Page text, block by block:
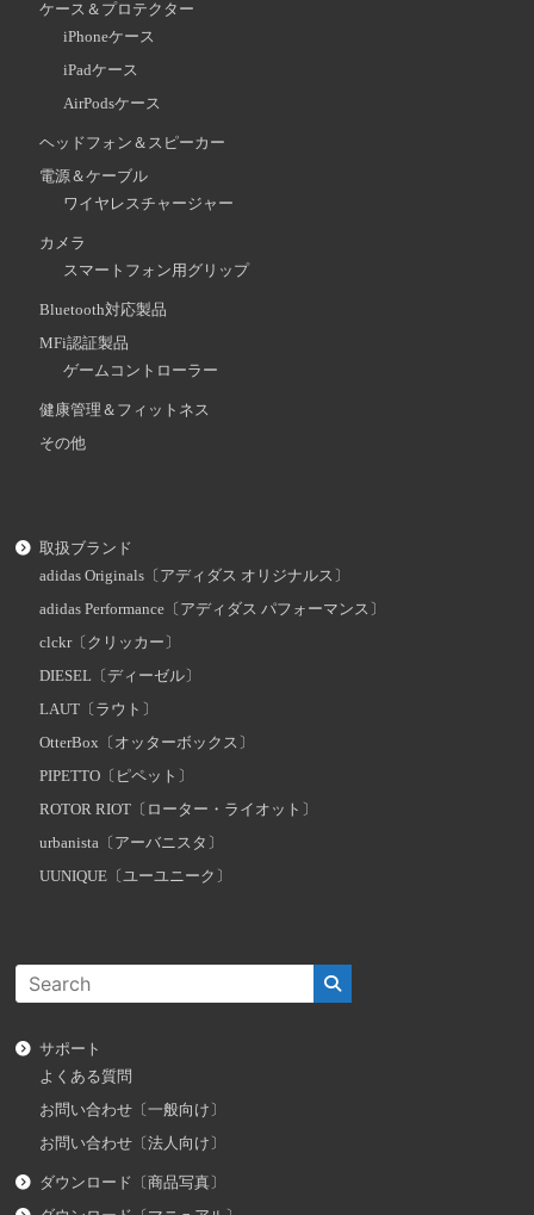
ケース＆プロテクター
iPhoneケース
iPadケース
AirPodsケース
ヘッドフォン＆スピーカー
電源＆ケーブル
ワイヤレスチャージャー
カメラ
スマートフォン用グリップ
Bluetooth対応製品
MFi認証製品
ゲームコントローラー
健康管理＆フィットネス
その他
取扱ブランド
adidas Originals〔アディダス オリジナルス〕
adidas Performance〔アディダス パフォーマンス〕
clckr〔クリッカー〕
DIESEL〔ディーゼル〕
LAUT〔ラウト〕
OtterBox〔オッターボックス〕
PIPETTO〔ピペット〕
ROTOR RIOT〔ローター・ライオット〕
urbanista〔アーバニスタ〕
UUNIQUE〔ユーユニーク〕
サポート
よくある質問
お問い合わせ〔一般向け〕
お問い合わせ〔法人向け〕
ダウンロード〔商品写真〕